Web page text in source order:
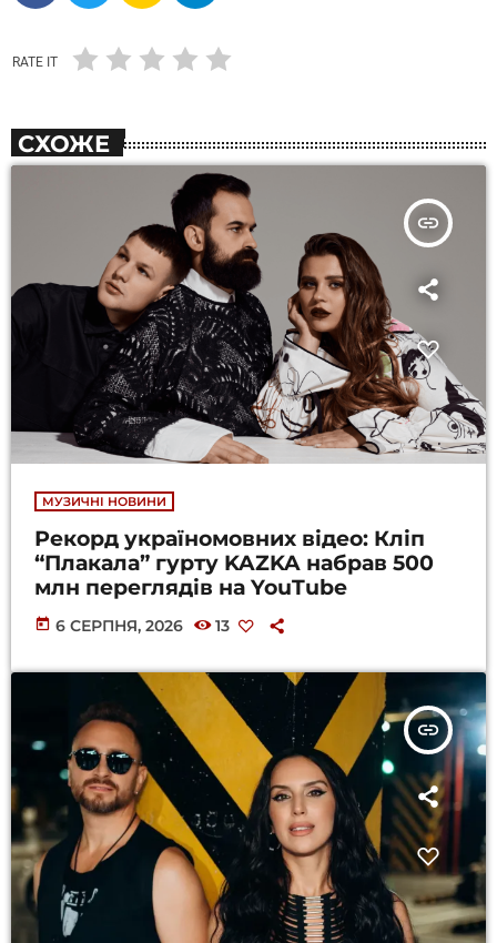
RATE IT
СХОЖЕ
insert_link
МУЗИЧНІ НОВИНИ
Рекорд україномовних відео: Кліп
“Плакала” гурту KAZKA набрав 500
млн переглядів на YouTube
today 6 СЕРПНЯ, 2026 13
insert_link